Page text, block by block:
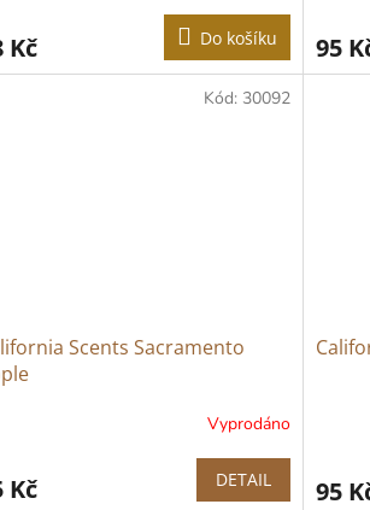
Kč Do košíku 95
Scents Sacramento
Vyprodáno
Kč DETAIL
Kód: 30092
95